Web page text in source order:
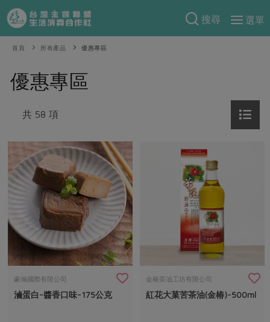
搜尋
選單
產品分類
當季蔬果
一籃菜
芽苗類
奶蛋豆・五穀
肉品・水產
水畜加工品
食譜料理
肉食
海鮮
蔬食
蛋料理
料理方式
把最好的台灣味帶回家！
防災用品預購圓滿結束
2026年端午節預購圓滿結束
更多預購活動
當季產品
合作25-經典快閃最後一週
觀點文章
主婦食堂 一籃菜真心話
社內大小事
產品故事
樂齡生活
廚房瑜伽
關於合作社
認識合作社
關於我們
合作社組織
員工與求才
重要公告
首頁 所有產品 優惠專區
優惠專區
共 58 項
豪瀚國際有限公司
滷蛋白-醬香口味-175公克
金椿茶油工坊有限公司
紅花大菓苦茶油(金椿)-500ml